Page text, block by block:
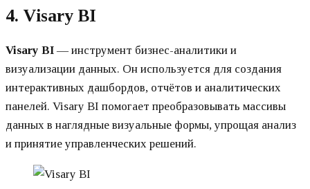
4. Visary BI
Visary BI — инструмент бизнес-аналитики и
визуализации данных. Он используется для создания
интерактивных дашбордов, отчётов и аналитических
панелей. Visary BI помогает преобразовывать массивы
данных в наглядные визуальные формы, упрощая анализ
и принятие управленческих решений.